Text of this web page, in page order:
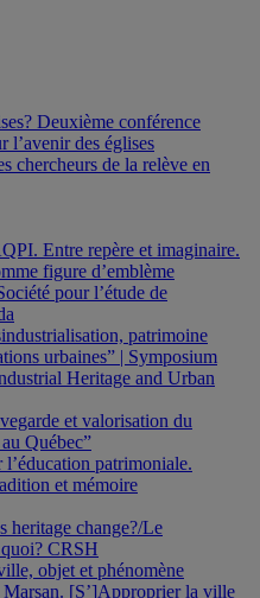
Deuxième conférence
l’avenir des églises
chercheurs de la relève en
Entre repère et imaginaire.
figure d’emblème
pour l’étude de
patrimoine
urbaines” | Symposium
Heritage and Urban
et valorisation du
Québec”
patrimoniale.
et mémoire
heritage change?/Le
CRSH
objet et phénomène
[S’]Approprier la ville